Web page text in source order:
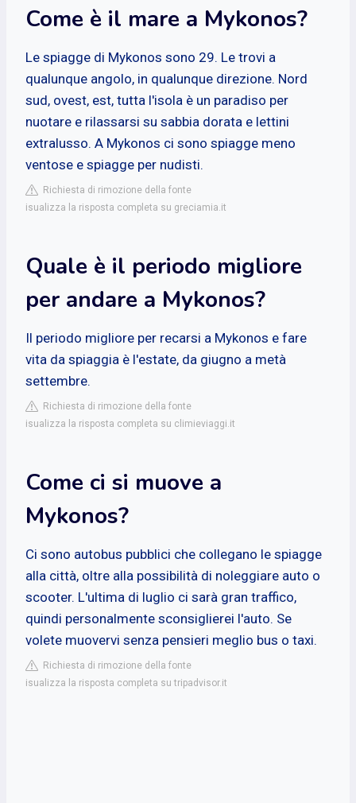
Come è il mare a Mykonos?
Le spiagge di Mykonos sono 29. Le trovi a
qualunque angolo, in qualunque direzione. Nord
sud, ovest, est, tutta l'isola è un paradiso per
nuotare e rilassarsi su sabbia dorata e lettini
extralusso. A Mykonos ci sono spiagge meno
ventose e spiagge per nudisti.
Richiesta di rimozione della fonte
isualizza la risposta completa su greciamia.it
Quale è il periodo migliore
per andare a Mykonos?
Il periodo migliore per recarsi a Mykonos e fare
vita da spiaggia è l'estate, da giugno a metà
settembre.
Richiesta di rimozione della fonte
isualizza la risposta completa su climieviaggi.it
Come ci si muove a
Mykonos?
Ci sono autobus pubblici che collegano le spiagge
alla città, oltre alla possibilità di noleggiare auto o
scooter. L'ultima di luglio ci sarà gran traffico,
quindi personalmente sconsiglierei l'auto. Se
volete muovervi senza pensieri meglio bus o taxi.
Richiesta di rimozione della fonte
isualizza la risposta completa su tripadvisor.it